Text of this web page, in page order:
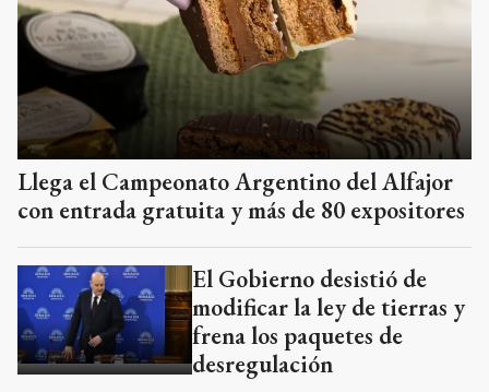
Llega el Campeonato Argentino del Alfajor
con entrada gratuita y más de 80 expositores
El Gobierno desistió de
modificar la ley de tierras y
frena los paquetes de
desregulación